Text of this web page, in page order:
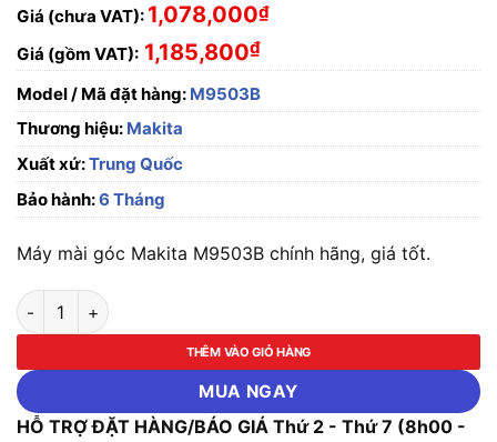
Giá (chưa VAT): 1,078,000₫
Giá (gồm VAT): 1,185,800₫
Model / Mã đặt hàng: M9503B
Thương hiệu: Makita
Xuất xứ:Trung Quốc
Bảo hành:6 Tháng
Máy mài góc Makita M9503B chính hãng, giá tốt.
Máy mài góc Makita M9503B số lượng
THÊM VÀO GIỎ HÀNG
MUA NGAY
HỖ TRỢ ĐẶT HÀNG/BÁO GIÁ Thứ 2 - Thứ 7 (8h00 -